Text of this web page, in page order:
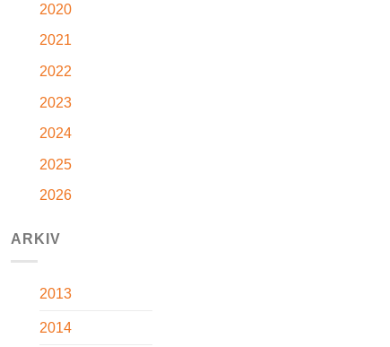
2020
2021
2022
2023
2024
2025
2026
ARKIV
2013
2014